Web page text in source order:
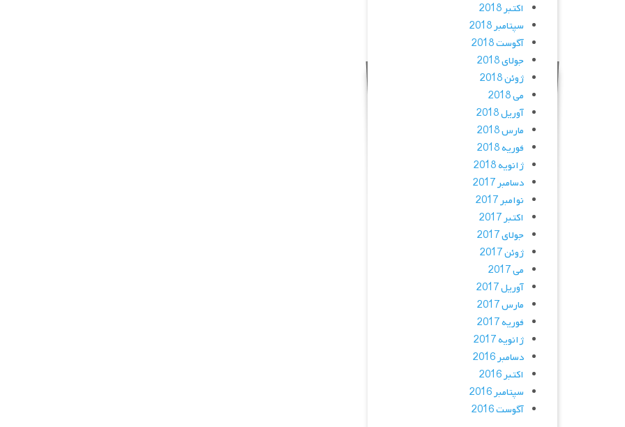
اکتبر 2018
سپتامبر 2018
آگوست 2018
جولای 2018
ژوئن 2018
می 2018
آوریل 2018
مارس 2018
فوریه 2018
ژانویه 2018
دسامبر 2017
نوامبر 2017
اکتبر 2017
جولای 2017
ژوئن 2017
می 2017
آوریل 2017
مارس 2017
فوریه 2017
ژانویه 2017
دسامبر 2016
اکتبر 2016
سپتامبر 2016
آگوست 2016